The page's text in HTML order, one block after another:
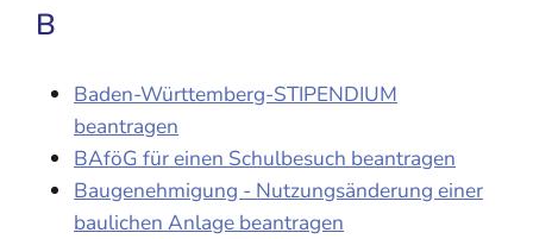
B
Baden-Württemberg-STIPENDIUM
beantragen
BAföG für einen Schulbesuch beantragen
Baugenehmigung - Nutzungsänderung einer
baulichen Anlage beantragen